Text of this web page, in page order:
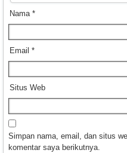
Nama *
Email *
Situs Web
Simpan nama, email, dan situs
komentar saya berikutnya.